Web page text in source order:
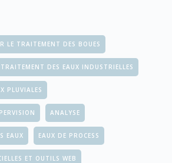
LE TRAITEMENT DES BOUES
TRAITEMENT DES EAUX INDUSTRIELLES
PLUVIALES
ANALYSE
EAUX EAUX DE PROCESS
ET OUTILS WEB